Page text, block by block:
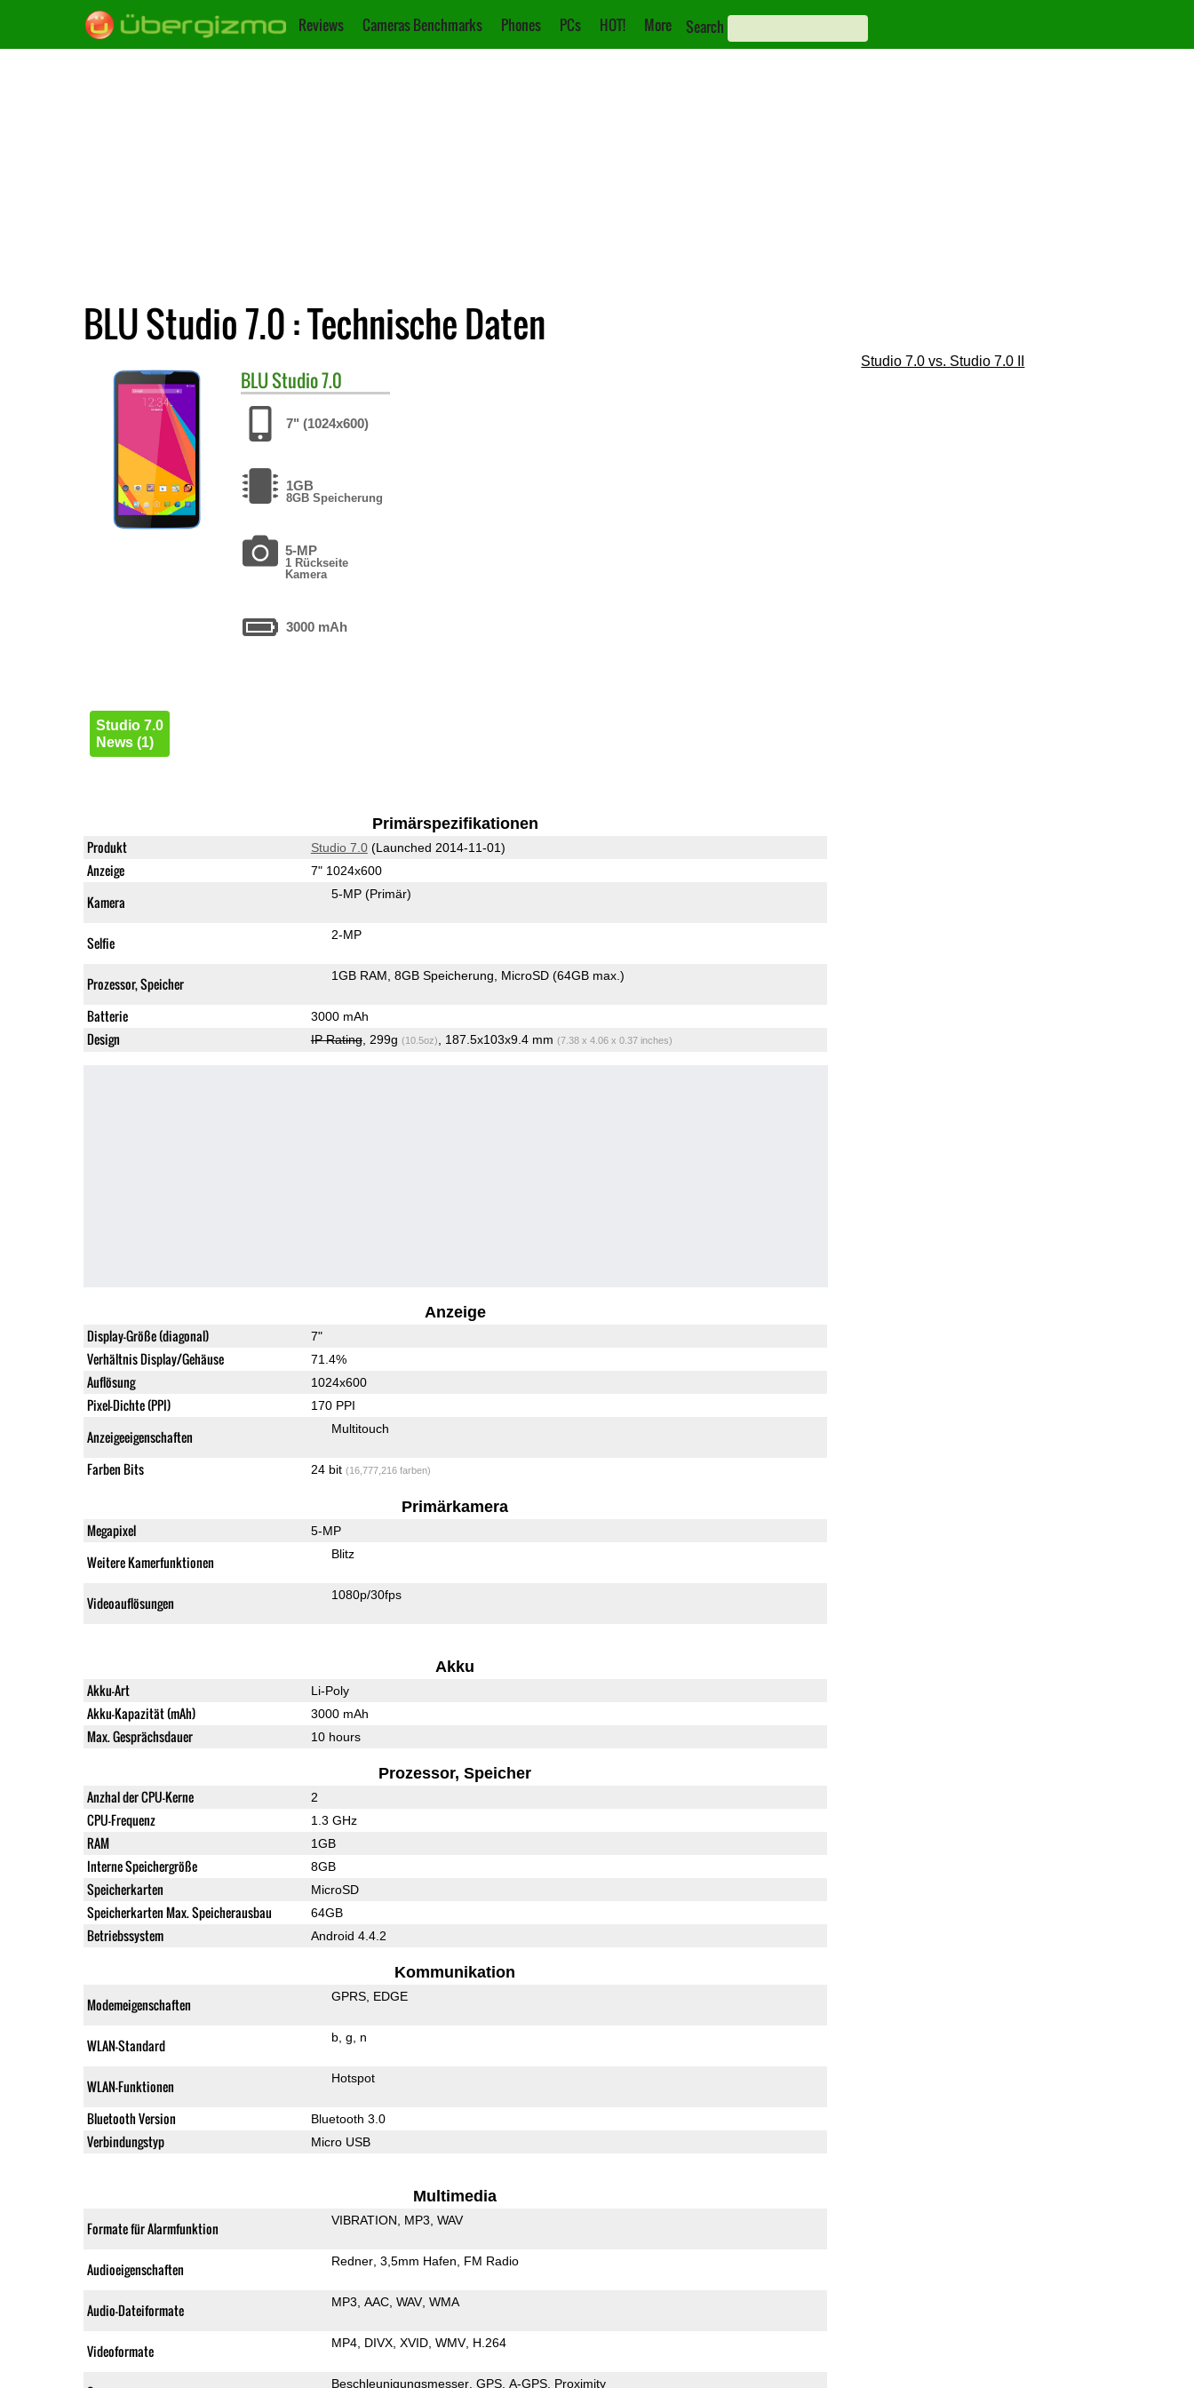
Reviews Cameras Benchmarks Phones PCs HOT! More Search
BLU Studio 7.0 : Technische Daten
BLUStudio 7.0
7" (1024x600)
1GB
8GB Speicherung
5-MP
1 Rückseite
Kamera
3000 mAh
Studio 7.0
News (1)
Primärspezifikationen
Produkt Studio 7.0(Launched 2014-11-01)
Anzeige 7" 1024x600
Kamera 5-MP (Primär)
Selfie 2-MP
Prozessor, Speicher 1GB RAM 8GB Speicherung MicroSD (64GB max.)
Batterie 3000 mAh
Design IP Rating, 299g (10.5oz) , 187.5x103x9.4 mm (7.38 x 4.06 x 0.37 inches)
Anzeige
Display-Größe (diagonal) 7"
Verhältnis Display/Gehäuse 71.4%
Auflösung 1024x600
Pixel-Dichte (PPI) 170 PPI
Anzeigeeigenschaften Multitouch
Farben Bits 24 bit (16,777,216 farben)
Primärkamera
Megapixel 5-MP
Weitere Kamerfunktionen Blitz
Videoauflösungen 1080p/30fps
Akku
Akku-Art Li-Poly
Akku-Kapazität (mAh) 3000 mAh
Max. Gesprächsdauer 10 hours
Prozessor, Speicher
Anzhal der CPU-Kerne 2
CPU-Frequenz 1.3 GHz
RAM 1GB
Interne Speichergröße 8GB
Speicherkarten MicroSD
Speicherkarten Max. Speicherausbau 64GB
Betriebssystem Android 4.4.2
Kommunikation
Modemeigenschaften GPRS EDGE
WLAN-Standard b g n
WLAN-Funktionen Hotspot
Bluetooth Version Bluetooth 3.0
Verbindungstyp Micro USB
Multimedia
Formate für Alarmfunktion VIBRATION MP3 WAV
Audioeigenschaften Redner 3,5mm Hafen FM Radio
Audio-Dateiformate MP3 AAC WAV WMA
Videoformate MP4 DIVX XVID WMV H.264
Beschleunigungsmesser GPS A-GPS Proximity
Studio 7.0 vs. Studio 7.0 II